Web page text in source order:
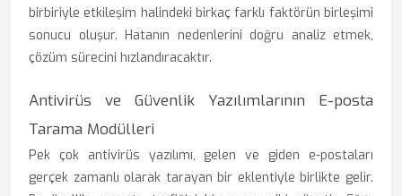
birbiriyle etkileşim halindeki birkaç farklı faktörün birleşimi
sonucu oluşur. Hatanın nedenlerini doğru analiz etmek,
çözüm sürecini hızlandıracaktır.
Antivirüs ve Güvenlik Yazılımlarının E-posta
Tarama Modülleri
Pek çok antivirüs yazılımı, gelen ve giden e-postaları
gerçek zamanlı olarak tarayan bir eklentiyle birlikte gelir.